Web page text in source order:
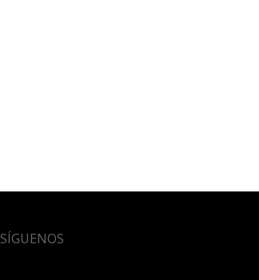
SÍGUENOS